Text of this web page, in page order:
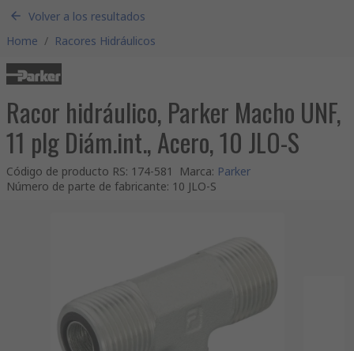
Volver a los resultados
Home / Racores Hidráulicos
Racor hidráulico, Parker Macho UNF,
11 plg Diám.int., Acero, 10 JLO-S
Código de producto RS: 174-581 Marca: Parker
Número de parte de fabricante: 10 JLO-S